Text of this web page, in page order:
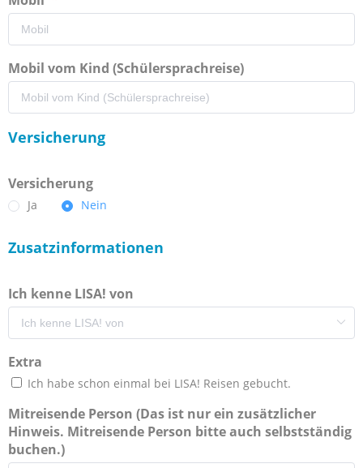
Mobil vom Kind (Schülersprachreise)
Versicherung
Versicherung
Ja Nein
Zusatzinformationen
Ich kenne LISA! von
Extra
Ich habe schon einmal bei LISA! Reisen gebucht.
Mitreisende Person (Das ist nur ein zusätzlicher
Hinweis. Mitreisende Person bitte auch selbstständig
buchen.)